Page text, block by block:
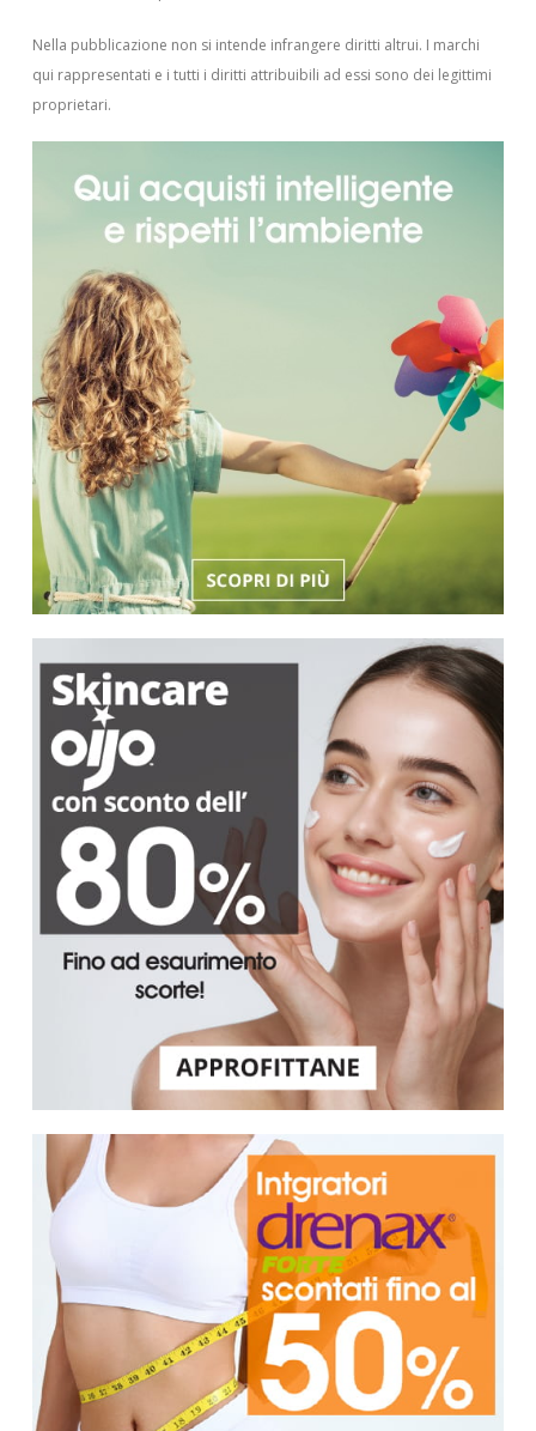
Nella pubblicazione non si intende infrangere diritti altrui. I marchi
qui rappresentati e i tutti i diritti attribuibili ad essi sono dei legittimi
proprietari.